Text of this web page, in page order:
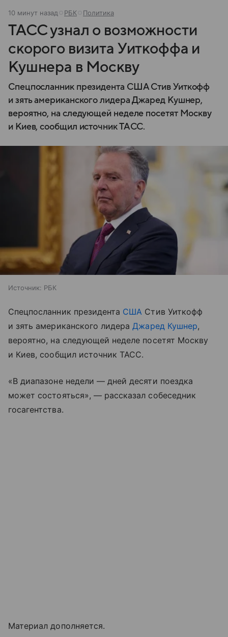
10 минут назад РБК Политика
ТАСС узнал о возможности
скорого визита Уиткоффа и
Кушнера в Москву
Спецпосланник президента США Стив Уиткофф
и зять американского лидера Джаред Кушнер,
вероятно, на следующей неделе посетят Москву
и Киев, сообщил источник ТАСС.
Источник: РБК
Спецпосланник президента США Стив Уиткофф
и зять американского лидераДжаред Кушнер,
вероятно, на следующей неделе посетят Москву
и Киев, сообщил источник ТАСС.
«В диапазоне недели — дней десяти поездка
может состояться», — рассказал собеседник
госагентства.
Материал дополняется.